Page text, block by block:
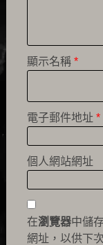
顯示名稱 *
電子郵件地址 *
個人網站網址
在瀏覽器中儲
網址，以供下